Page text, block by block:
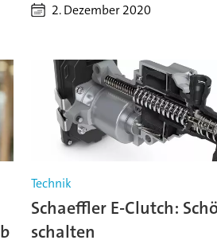
2. Dezember 2020
Technik
Schaeffler E-Clutch:
schalten